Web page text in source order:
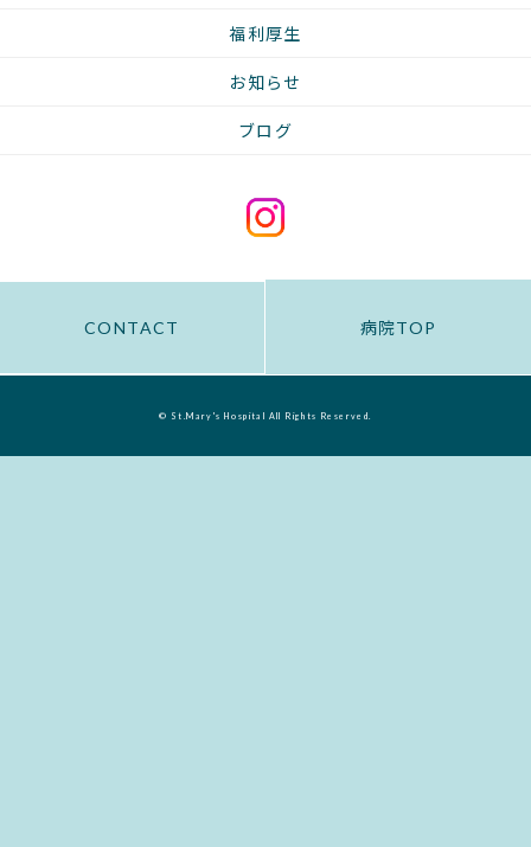
福利厚生
お知らせ
ブログ
CONTACT 病院TOP
© St.Mary's Hospital All Rights Reserved.